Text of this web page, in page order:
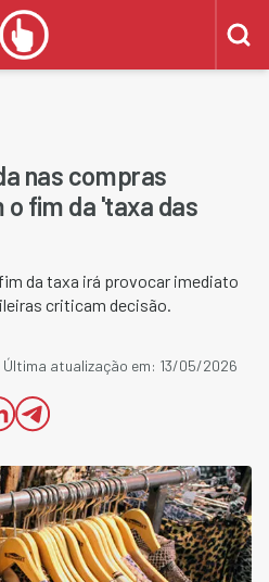
nas compras
fim da 'taxa das
da taxa irá provocar imediato
criticam decisão.
atualização em: 13/05/2026